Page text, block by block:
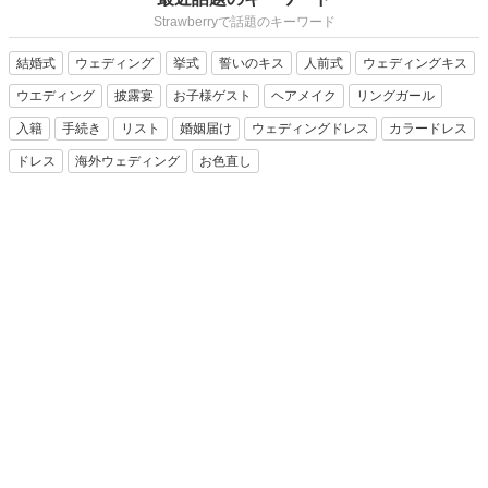
Strawberryで話題のキーワード
結婚式 ウェディング 挙式 誓いのキス 人前式 ウェディングキス
ウエディング 披露宴 お子様ゲスト ヘアメイク リングガール
入籍 手続き リスト 婚姻届け ウェディングドレス カラードレス
ドレス 海外ウェディング お色直し